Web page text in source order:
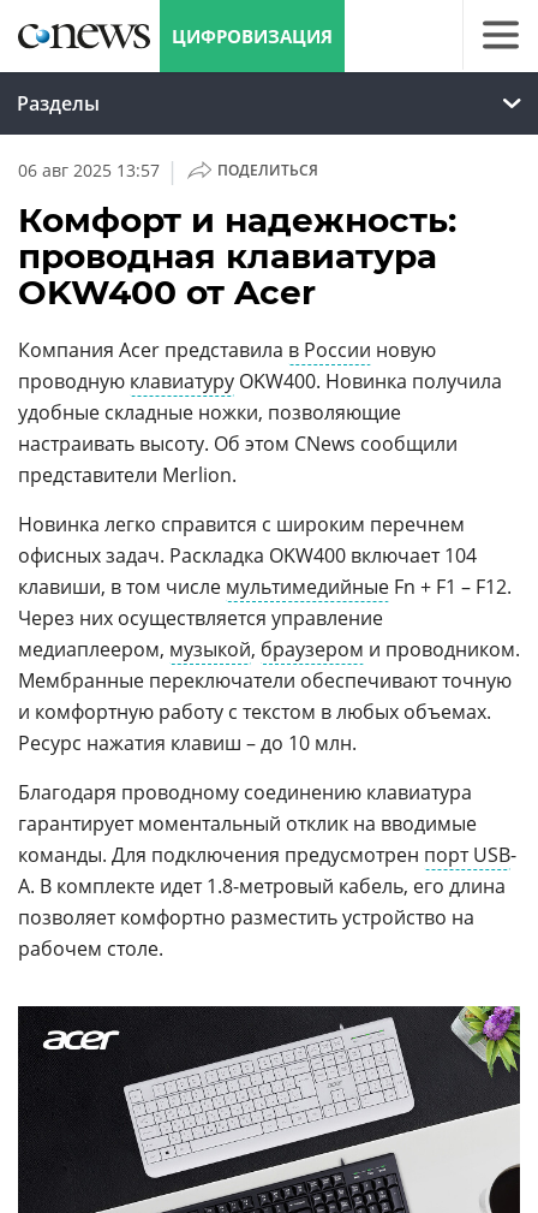
ЦИФРОВИЗАЦИЯ
Разделы
06 авг 2025 13:57 | ПОДЕЛИТЬСЯ
Комфорт и надежность:
проводная клавиатура
OKW400 от Acer
Компания Acer представила в России новую
проводную клавиатуру OKW400. Новинка получила
удобные складные ножки, позволяющие
настраивать высоту. Об этом CNews сообщили
представители Merlion.
Новинка легко справится с широким перечнем
офисных задач. Раскладка OKW400 включает 104
клавиши, в том числе мультимедийные Fn + F1 – F12.
Через них осуществляется управление
медиаплеером, музыкой, браузером и проводником.
Мембранные переключатели обеспечивают точную
и комфортную работу с текстом в любых объемах.
Ресурс нажатия клавиш – до 10 млн.
Благодаря проводному соединению клавиатура
гарантирует моментальный отклик на вводимые
команды. Для подключения предусмотрен порт USB-
A. В комплекте идет 1.8-метровый кабель, его длина
позволяет комфортно разместить устройство на
рабочем столе.